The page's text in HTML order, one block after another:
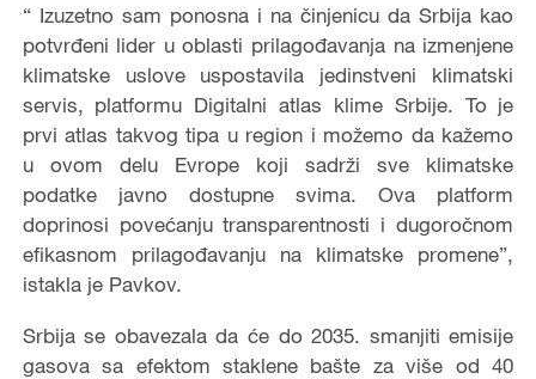
“ Izuzetno sam ponosna i na činjenicu da Srbija kao
potvrđeni lider u oblasti prilagođavanja na izmenjene
klimatske uslove uspostavila jedinstveni klimatski
servis, platformu Digitalni atlas klime Srbije. To je
prvi atlas takvog tipa u region i možemo da kažemo
u ovom delu Evrope koji sadrži sve klimatske
podatke javno dostupne svima. Ova platform
doprinosi povećanju transparentnosti i dugoročnom
efikasnom prilagođavanju na klimatske promene”,
istakla je Pavkov.
Srbija se obavezala da će do 2035. smanjiti emisije
gasova sa efektom staklene bašte za više od 40